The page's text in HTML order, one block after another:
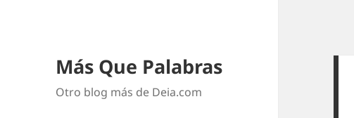
Más Que Palabras
Otro blog más de Deia.com